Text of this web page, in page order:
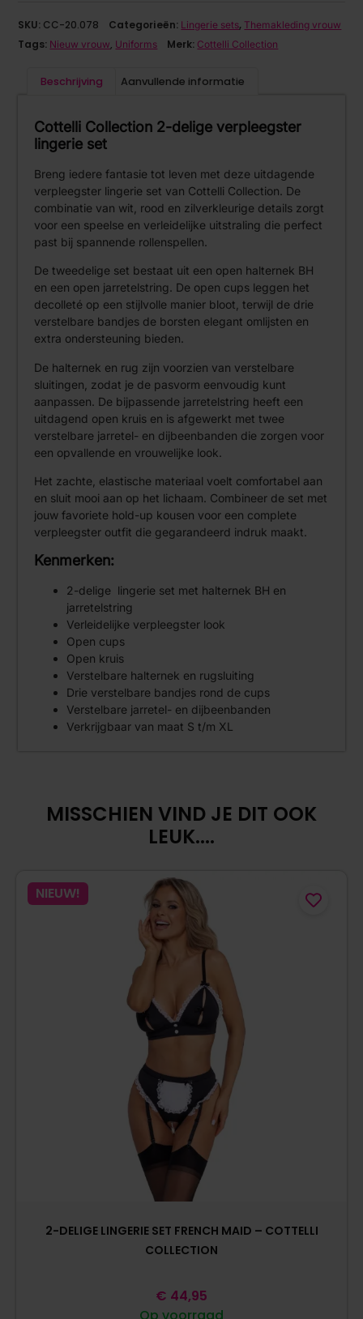
SKU: CC-20.078 Categorieën: Lingerie sets, Themakleding vrouw
Tags: Nieuw vrouw, Uniforms Merk: Cottelli Collection
Beschrijving Aanvullende informatie
Cottelli Collection 2-delige verpleegster
lingerie set
Breng iedere fantasie tot leven met deze uitdagende
verpleegster lingerie set van Cottelli Collection. De
combinatie van wit, rood en zilverkleurige details zorgt
voor een speelse en verleidelijke uitstraling die perfect
past bij spannende rollenspellen.
De tweedelige set bestaat uit een open halternek BH
en een open jarretelstring. De open cups leggen het
decolleté op een stijlvolle manier bloot, terwijl de drie
verstelbare bandjes de borsten elegant omlijsten en
extra ondersteuning bieden.
De halternek en rug zijn voorzien van verstelbare
sluitingen, zodat je de pasvorm eenvoudig kunt
aanpassen. De bijpassende jarretelstring heeft een
uitdagend open kruis en is afgewerkt met twee
verstelbare jarretel- en dijbeenbanden die zorgen voor
een opvallende en vrouwelijke look.
Het zachte, elastische materiaal voelt comfortabel aan
en sluit mooi aan op het lichaam. Combineer de set met
jouw favoriete hold-up kousen voor een complete
verpleegster outfit die gegarandeerd indruk maakt.
Kenmerken:
2-delige lingerie set met halternek BH en
jarretelstring
Verleidelijke verpleegster look
Open cups
Open kruis
Verstelbare halternek en rugsluiting
Drie verstelbare bandjes rond de cups
Verstelbare jarretel- en dijbeenbanden
Verkrijgbaar van maat S t/m XL
MISSCHIEN VIND JE DIT OOK
LEUK....
NIEUW!
2-DELIGE LINGERIE SET FRENCH MAID – COTTELLI
COLLECTION
€ 44,95